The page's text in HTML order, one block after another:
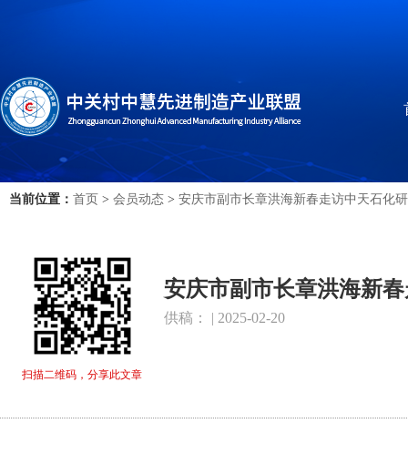
当前位置： 首页 > 会员动态 > 安庆市副市长章洪海新春走访中天石化
扫描二维码，分享此文章
安庆市副市长章洪海新
供稿： | 2025-02-20